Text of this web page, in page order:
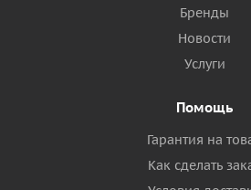
Бренды
Новости
Услуги
Помощь
Гарантия на
Как сделать